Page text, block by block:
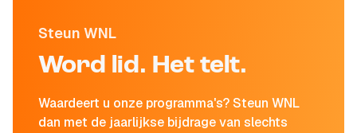
Steun WNL
Word lid. Het telt.
Waardeert u onze programma's? Steun WNL
dan met de jaarlijkse bijdrage van slechts